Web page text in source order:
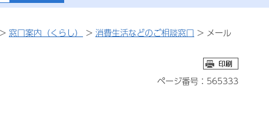
> 窓口案内（くらし） > 消費生活などのご相談窓口 > メール
ページ番号：565333